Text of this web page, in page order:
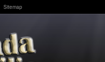
Sitemap